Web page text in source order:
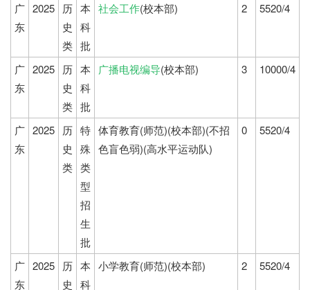
广
东
2025 历
史
类
本
科
批
社会工作(校本部) 2 5520/4
广
东
2025 历
史
类
本
科
批
广播电视编导(校本部) 3 10000/4
广
东
2025 历
史
类
特
殊
类
型
招
生
批
体育教育(师范)(校本部)(不招
色盲色弱)(高水平运动队)
0 5520/4
广
东
2025 历
史
本
科
小学教育(师范)(校本部) 2 5520/4